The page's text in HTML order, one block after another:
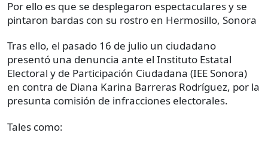
Por ello es que se desplegaron espectaculares y se
pintaron bardas con su rostro en Hermosillo, Sonora
Tras ello, el pasado 16 de julio un ciudadano
presentó una denuncia ante el Instituto Estatal
Electoral y de Participación Ciudadana (IEE Sonora)
en contra de Diana Karina Barreras Rodríguez, por la
presunta comisión de infracciones electorales.
Tales como: